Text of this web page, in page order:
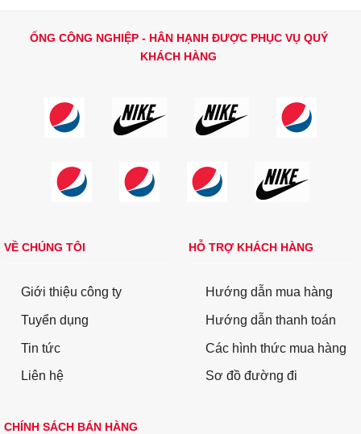
ỐNG CÔNG NGHIỆP - HÂN HẠNH ĐƯỢC PHỤC VỤ QUÝ
KHÁCH HÀNG
VỀ CHÚNG TÔI
Giới thiệu công ty
Tuyển dụng
Tin tức
Liên hệ
HỖ TRỢ KHÁCH HÀNG
Hướng dẫn mua hàng
Hướng dẫn thanh toán
Các hình thức mua hàng
Sơ đồ đường đi
CHÍNH SÁCH BÁN HÀNG